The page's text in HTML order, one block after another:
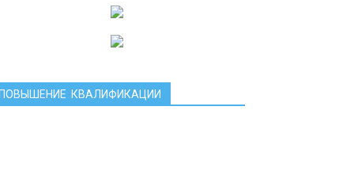
ПОВЫШЕНИЕ КВАЛИФИКАЦИИ